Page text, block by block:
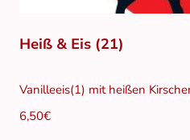
Heiß & Eis (21)
Vanilleeis(1) mit heißen
6,50€